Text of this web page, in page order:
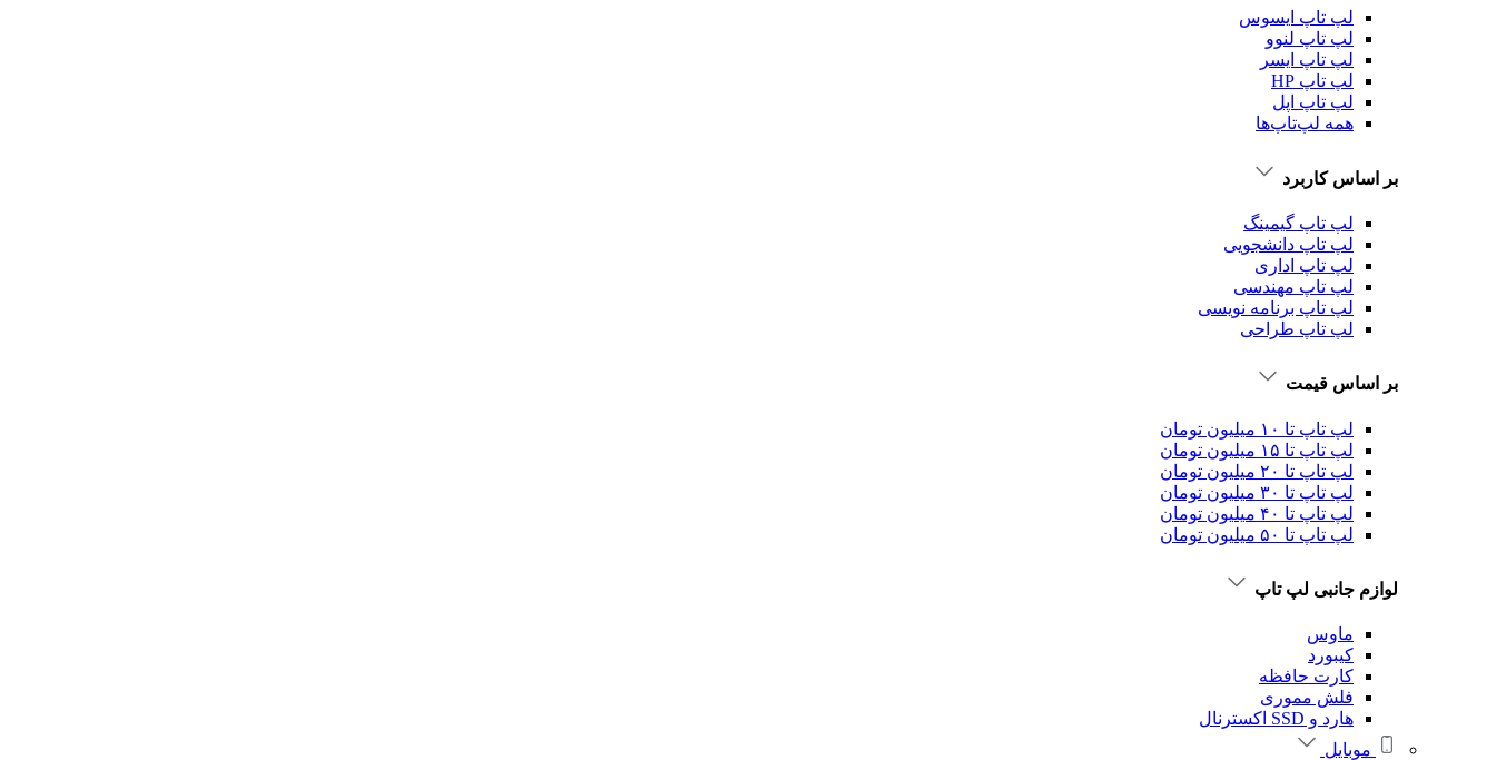
لپ تاپ ایسوس
لپ تاپ لنوو
لپ تاپ ایسر
لپ تاپ HP
لپ تاپ اپل
همه لپ‌تاپ‌ها
بر اساس کاربرد
لپ تاپ گیمینگ
لپ تاپ دانشجویی
لپ تاپ اداری
لپ تاپ مهندسی
لپ تاپ برنامه نویسی
لپ تاپ طراحی
بر اساس قیمت
لپ تاپ تا ۱۰ میلیون تومان
لپ تاپ تا ۱۵ میلیون تومان
لپ تاپ تا ۲۰ میلیون تومان
لپ تاپ تا ۳۰ میلیون تومان
لپ تاپ تا ۴۰ میلیون تومان
لپ تاپ تا ۵۰ میلیون تومان
لوازم جانبی لپ تاپ
ماوس
کیبورد
کارت حافظه
فلش مموری
هارد و SSD اکسترنال
موبایل